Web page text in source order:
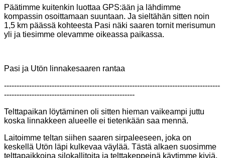
Päätimme kuitenkin luottaa GPS:ään ja lähdimme
kompassin osoittamaan suuntaan. Ja sieltähän sitten noin
1,5 km päässä kohteesta Pasi näki saaren tornit merisumun
yli ja tiesimme olevamme oikeassa paikassa.
Pasi ja Utön linnakesaaren rantaa
--------------------------------------------------------------------------------------
----------------------------------------------------
Telttapaikan löytäminen oli sitten hieman vaikeampi juttu
koska linnakkeen alueelle ei tietenkään saa mennä.
Laitoimme teltan siihen saaren sirpaleeseen, joka on
keskellä Utön läpi kulkevaa väylää. Tästä alkaen suosimme
telttapaikkoina silokallitoita ja telttakeppeinä käytimme kiviä.